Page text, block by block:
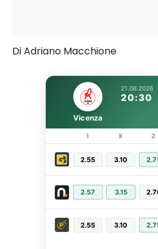
Di Adriano Macchione
21.08.2026
20:30
Vicenza
1 X 2
2.55 3.10
2.57 3.15
2.55 3.10